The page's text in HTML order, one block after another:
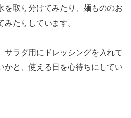
を取り分けてみたり、麺もののお
たりしています。
サラダ用にドレッシングを入れて
かと、使える日を心待ちにしてい